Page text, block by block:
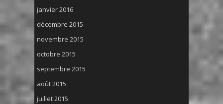
janvier 2016
décembre 2015
novembre 2015
octobre 2015
septembre 2015
août 2015
juillet 2015